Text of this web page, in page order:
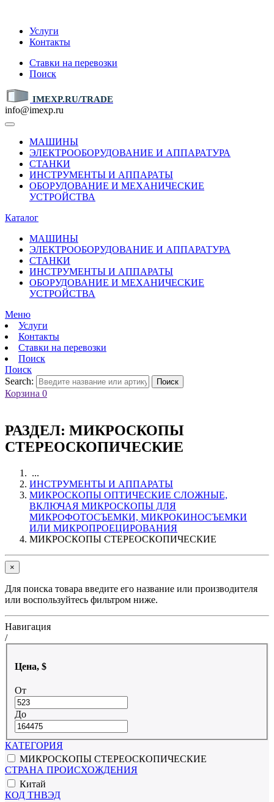
Услуги
Контакты
Ставки на перевозки
Поиск
IMEXP.RU/TRADE
info@imexp.ru
МАШИНЫ
ЭЛЕКТРООБОРУДОВАНИЕ И АППАРАТУРА
СТАНКИ
ИНСТРУМЕНТЫ И АППАРАТЫ
ОБОРУДОВАНИЕ И МЕХАНИЧЕСКИЕ
УСТРОЙСТВА
Каталог
МАШИНЫ
ЭЛЕКТРООБОРУДОВАНИЕ И АППАРАТУРА
СТАНКИ
ИНСТРУМЕНТЫ И АППАРАТЫ
ОБОРУДОВАНИЕ И МЕХАНИЧЕСКИЕ
УСТРОЙСТВА
Меню
Услуги
Контакты
Ставки на перевозки
Поиск
Поиск
Search:
Поиск
Корзина 0
РАЗДЕЛ: МИКРОСКОПЫ
СТЕРЕОСКОПИЧЕСКИЕ
...
ИНСТРУМЕНТЫ И АППАРАТЫ
МИКРОСКОПЫ ОПТИЧЕСКИЕ СЛОЖНЫЕ,
ВКЛЮЧАЯ МИКРОСКОПЫ ДЛЯ
МИКРОФОТОСЪЕМКИ, МИКРОКИНОСЪЕМКИ
ИЛИ МИКРОПРОЕЦИРОВАНИЯ
МИКРОСКОПЫ СТЕРЕОСКОПИЧЕСКИЕ
×
Для поиска товара введите его название или производителя
или воспользуйтесь фильтром ниже.
Навигация
/
Цена, $
От
До
КАТЕГОРИЯ
МИКРОСКОПЫ СТЕРЕОСКОПИЧЕСКИЕ
СТРАНА ПРОИСХОЖДЕНИЯ
Китай
КОД ТНВЭД